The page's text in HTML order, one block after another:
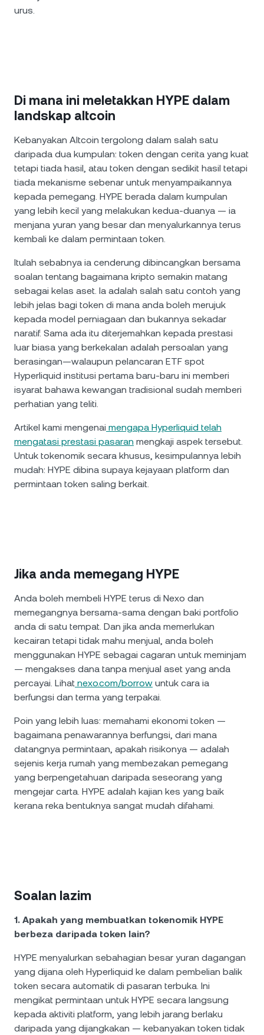
urus.
Di mana ini meletakkan HYPE dalam
landskap altcoin
Kebanyakan Altcoin tergolong dalam salah satu
daripada dua kumpulan: token dengan cerita yang kuat
tetapi tiada hasil, atau token dengan sedikit hasil tetapi
tiada mekanisme sebenar untuk menyampaikannya
kepada pemegang. HYPE berada dalam kumpulan
yang lebih kecil yang melakukan kedua-duanya — ia
menjana yuran yang besar dan menyalurkannya terus
kembali ke dalam permintaan token.
Itulah sebabnya ia cenderung dibincangkan bersama
soalan tentang bagaimana kripto semakin matang
sebagai kelas aset. Ia adalah salah satu contoh yang
lebih jelas bagi token di mana anda boleh merujuk
kepada model perniagaan dan bukannya sekadar
naratif. Sama ada itu diterjemahkan kepada prestasi
luar biasa yang berkekalan adalah persoalan yang
berasingan—walaupun pelancaran ETF spot
Hyperliquid institusi pertama baru-baru ini memberi
isyarat bahawa kewangan tradisional sudah memberi
perhatian yang teliti.
Artikel kami mengenai mengapa Hyperliquid telah
mengatasi prestasi pasaran mengkaji aspek tersebut.
Untuk tokenomik secara khusus, kesimpulannya lebih
mudah: HYPE dibina supaya kejayaan platform dan
permintaan token saling berkait.
Jika anda memegang HYPE
Anda boleh membeli HYPE terus di Nexo dan
memegangnya bersama-sama dengan baki portfolio
anda di satu tempat. Dan jika anda memerlukan
kecairan tetapi tidak mahu menjual, anda boleh
menggunakan HYPE sebagai cagaran untuk meminjam
— mengakses dana tanpa menjual aset yang anda
percayai. Lihat nexo.com/borrow untuk cara ia
berfungsi dan terma yang terpakai.
Poin yang lebih luas: memahami ekonomi token —
bagaimana penawarannya berfungsi, dari mana
datangnya permintaan, apakah risikonya — adalah
sejenis kerja rumah yang membezakan pemegang
yang berpengetahuan daripada seseorang yang
mengejar carta. HYPE adalah kajian kes yang baik
kerana reka bentuknya sangat mudah difahami.
Soalan lazim
1. Apakah yang membuatkan tokenomik HYPE
berbeza daripada token lain?
HYPE menyalurkan sebahagian besar yuran dagangan
yang dijana oleh Hyperliquid ke dalam pembelian balik
token secara automatik di pasaran terbuka. Ini
mengikat permintaan untuk HYPE secara langsung
kepada aktiviti platform, yang lebih jarang berlaku
daripada yang dijangkakan — kebanyakan token tidak